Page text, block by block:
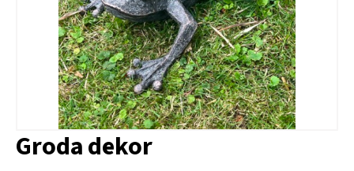
Groda dekor